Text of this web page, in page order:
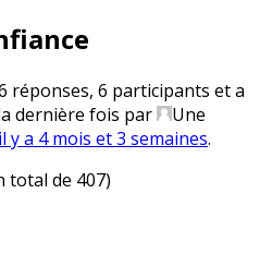
réponses, 6 participants et a
dernière fois par
Une
il y a 4 mois et 3 semaines.
total de 407)